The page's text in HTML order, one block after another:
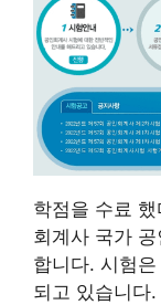
학점을 수료
회계사 국가
합니다. 시험
되고 있습니다.